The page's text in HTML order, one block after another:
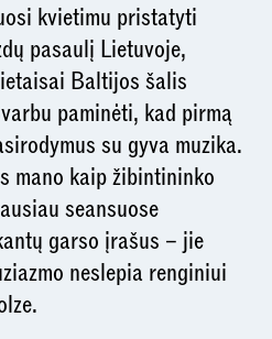
kvietimu pristatyti
pasaulį Lietuvoje,
Baltijos šalis
paminėti, kad pirmą
su gyva muzika.
mano kaip žibintininko
seansuose
garso įrašus – jie
neslepia renginiui